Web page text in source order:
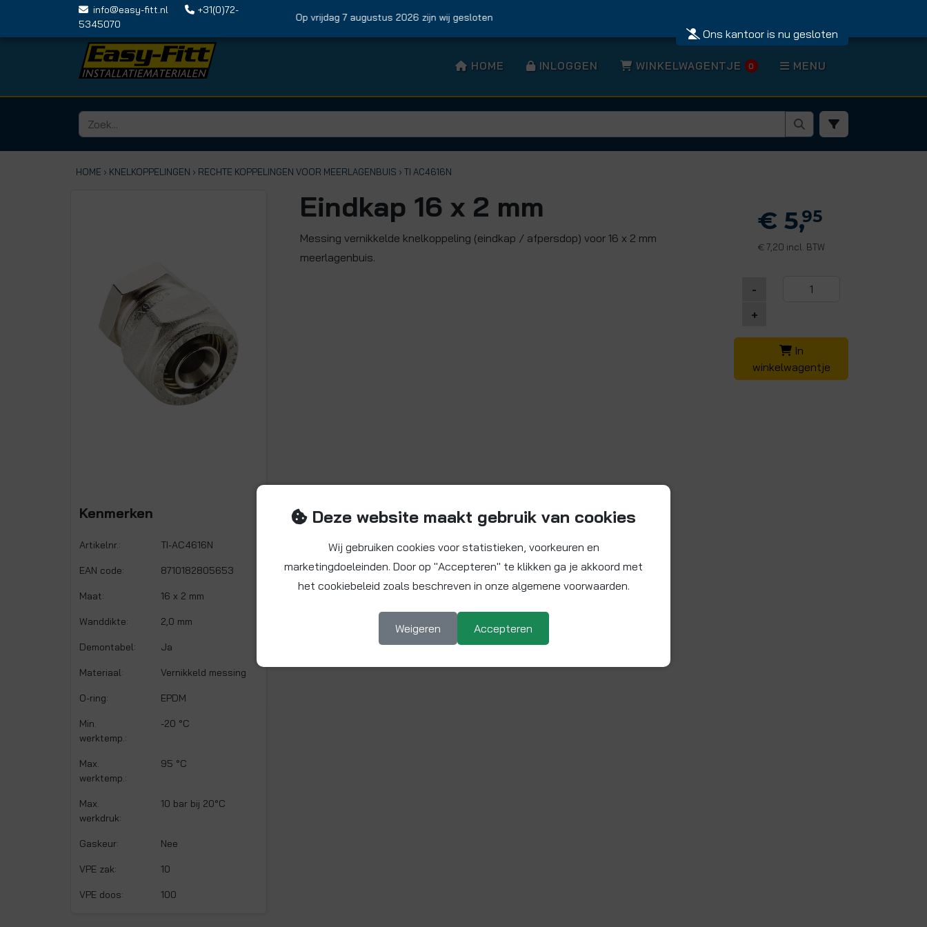
info@easy-fitt.nl
+31(0)72-
5345070
Op vrijdag 7 augustus 2026 zijn wij gesloten
Ons kantoor is nu gesloten
HOME INLOGGEN WINKELWAGENTJE 0 MENU
HOME › KNELKOPPELINGEN › RECHTE KOPPELINGEN VOOR MEERLAGENBUIS › TI AC4616N
Kenmerken
Artikelnr.: TI-AC4616N
EAN code: 8710182805653
Maat: 16 x 2 mm
Wanddikte: 2,0 mm
Demontabel: Ja
Materiaal: Vernikkeld messing
O-ring: EPDM
Min.
werktemp.:
-20 °C
Max.
werktemp.:
95 °C
Max.
werkdruk:
10 bar bij 20°C
Gaskeur: Nee
VPE zak: 10
VPE doos: 100
Eindkap 16 x 2 mm
Messing vernikkelde knelkoppeling (eindkap / afpersdop) voor 16 x 2 mm
meerlagenbuis.
€ 5,95
€ 7,20 incl. BTW
-
+
In
winkelwagentje
Deze website maakt gebruik van cookies
Wij gebruiken cookies voor statistieken, voorkeuren en
marketingdoeleinden. Door op "Accepteren" te klikken ga je akkoord met
het cookiebeleid zoals beschreven in onze algemene voorwaarden.
Weigeren Accepteren